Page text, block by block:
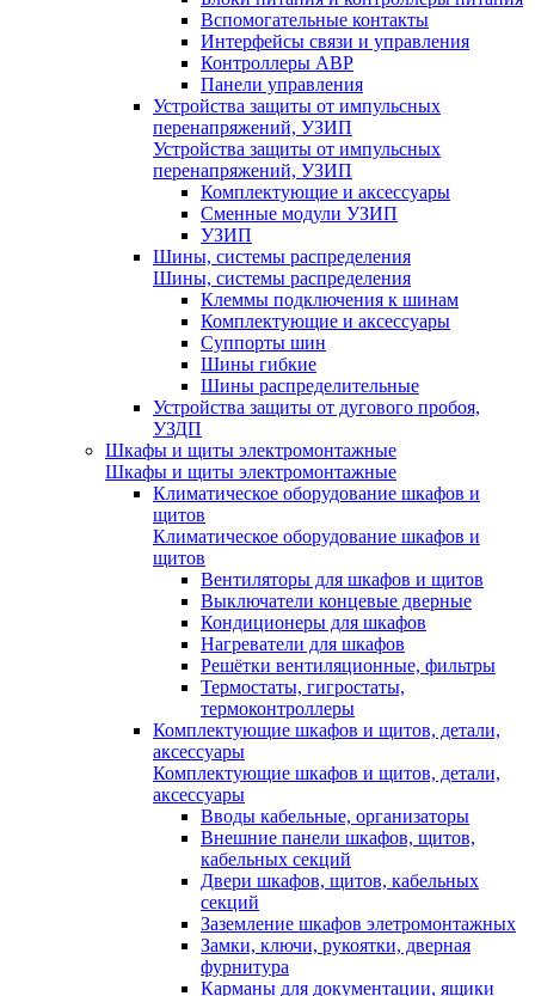
Вспомогательные контакты
Интерфейсы связи и управления
Контроллеры АВР
Панели управления
Устройства защиты от импульсных
перенапряжений, УЗИП
Устройства защиты от импульсных
перенапряжений, УЗИП
Комплектующие и аксессуары
Сменные модули УЗИП
УЗИП
Шины, системы распределения
Шины, системы распределения
Клеммы подключения к шинам
Комплектующие и аксессуары
Суппорты шин
Шины гибкие
Шины распределительные
Устройства защиты от дугового пробоя,
УЗДП
Шкафы и щиты электромонтажные
Шкафы и щиты электромонтажные
Климатическое оборудование шкафов и
щитов
Климатическое оборудование шкафов и
щитов
Вентиляторы для шкафов и щитов
Выключатели концевые дверные
Кондиционеры для шкафов
Нагреватели для шкафов
Решётки вентиляционные, фильтры
Термостаты, гигростаты,
термоконтроллеры
Комплектующие шкафов и щитов, детали,
аксессуары
Комплектующие шкафов и щитов, детали,
аксессуары
Вводы кабельные, организаторы
Внешние панели шкафов, щитов,
кабельных секций
Двери шкафов, щитов, кабельных
секций
Заземление шкафов элетромонтажных
Замки, ключи, рукоятки, дверная
фурнитура
Карманы для документации, ящики